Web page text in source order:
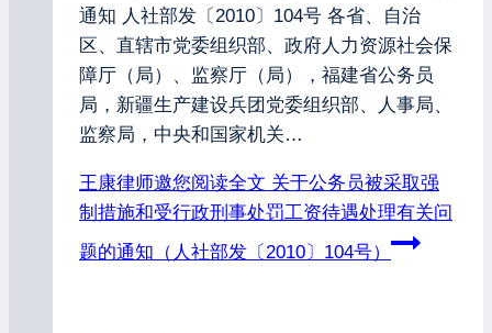
通知 人社部发〔2010〕104号 各省、自治
区、直辖市党委组织部、政府人力资源社会保
障厅（局）、监察厅（局），福建省公务员
局，新疆生产建设兵团党委组织部、人事局、
监察局，中央和国家机关…
王康律师邀您阅读全文 关于公务员被采取强
制措施和受行政刑事处罚工资待遇处理有关问
题的通知（人社部发〔2010〕104号）